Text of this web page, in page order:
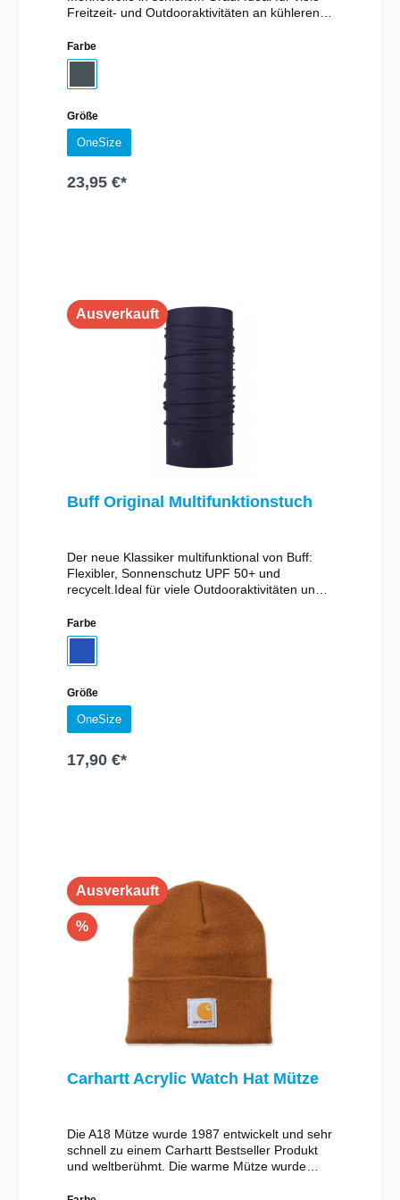
Freitzeit- und Outdooraktivitäten an kühleren
Farbe
Größe
OneSize
23,95 €*
Ausverkauft
Buff Original Multifunktionstuch
Der neue Klassiker multifunktional von Buff:
Flexibler, Sonnenschutz UPF 50+ und
recycelt.Ideal für viele Outdooraktivitäten und
Wege-Stretch für beste Passform und
höchsten Tragekomfort.Material:95%
Farbe
Größe
OneSize
17,90 €*
Ausverkauft
%
Carhartt Acrylic Watch Hat Mütze
Die A18 Mütze wurde 1987 entwickelt und sehr
schnell zu einem Carhartt Bestseller Produkt
und weltberühmt. Die warme Mütze wurde